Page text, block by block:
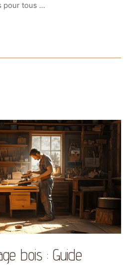
pour tous …
bois : Guide